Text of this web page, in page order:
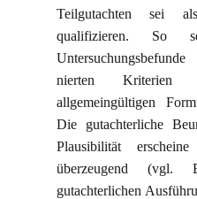
Teilgutachten sei
qualifizieren. So
nierten Kriterien
allgemeingültigen
Die gutachterliche
Plausibilität
überzeugend
gutachterlichen